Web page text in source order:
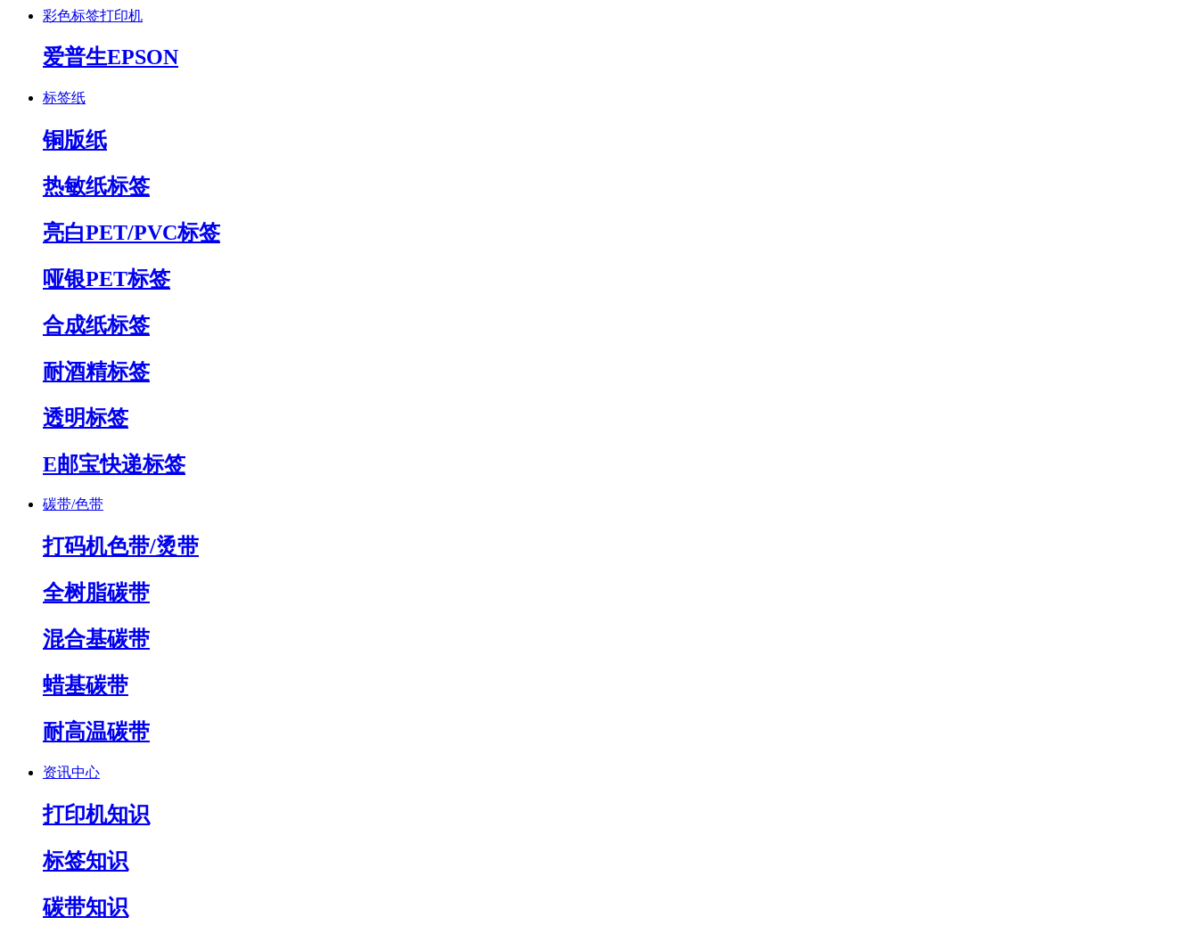
彩色标签打印机
爱普生EPSON
标签纸
铜版纸
热敏纸标签
亮白PET/PVC标签
哑银PET标签
合成纸标签
耐酒精标签
透明标签
E邮宝快递标签
碳带/色带
打码机色带/烫带
全树脂碳带
混合基碳带
蜡基碳带
耐高温碳带
资讯中心
打印机知识
标签知识
碳带知识